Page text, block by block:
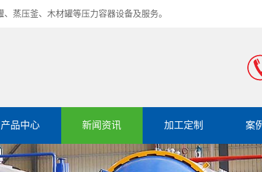
蒸压釜、木材罐等压力容器设备及服务。
产品中心 新闻资讯 加工定制 案